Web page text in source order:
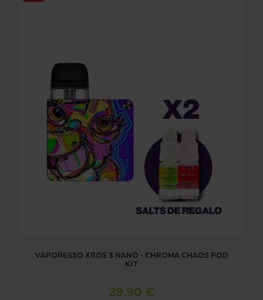
VAPORESSO XROS 3 NANO - CHROMA CHAOS POD
KIT
29,90 €